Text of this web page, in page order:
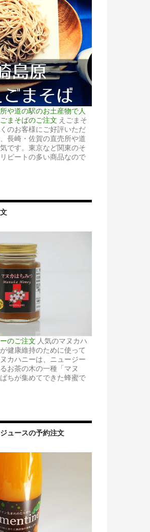
や道の駅のお土産物で人
まそばのご注文 えごまそ
のお客様にご好評いただ
長崎・佐賀の直売所や道
です。東京など関東のそ
ピートの多い商品なので
のご注文 人気のマヌカハ
健康維持のために使って
カハニーは、ニュージー
お茶の木の一種「マヌ
ちが集めてできた蜂蜜で
ュースの予約注文